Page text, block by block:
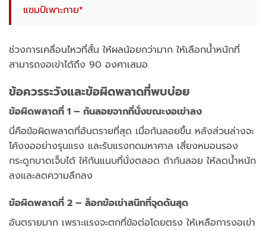
แชมป์เพาะกาย*
ช่วงการเคลื่อนไหวที่สั้น ให้ผลน้อยกว่ามาก ให้เลือกน้ำหนักที่
สามารถงอเข่าได้ถึง 90 องศาเสมอ
ข้อควรระวังและข้อผิดพลาดที่พบบ่อย
ข้อผิดพลาดที่ 1 – ก้นลอยจากที่นั่งขณะงอเข่าลง
นี่คือข้อผิดพลาดที่อันตรายที่สุด เมื่อก้นลอยขึ้น หลังส่วนล่างจะ
โค้งงออย่างรุนแรง และรับแรงกดมหาศาล เสี่ยงหมอนรอง
กระดูกบาดเจ็บได้ ให้ก้นแนบที่นั่งตลอด ถ้าก้นลอย ให้ลดน้ำหนัก
ลงและลดความลึกลง
ข้อผิดพลาดที่ 2 – ล็อกข้อเข่าสนิทที่จุดดันสุด
อันตรายมาก เพราะแรงจะตกที่ข้อต่อโดยตรง ให้เหลือการงอเข่า